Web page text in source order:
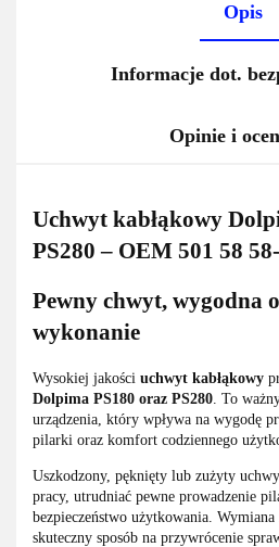
Opis
Informacje dot.
Opinie i
Uchwyt kabłąkowy
PS280 – OEM 501 58
Pewny chwyt, wygodna
wykonanie
Wysokiej jakości uchwyt kabłąkowy
Dolpima PS180 oraz PS280 . To
urządzenia, który wpływa na wygodę
pilarki oraz komfort codziennego
Uszkodzony, pęknięty lub zużyty
pracy, utrudniać pewne prowadzenie
bezpieczeństwo użytkowania.
skuteczny sposób na przywrócenie